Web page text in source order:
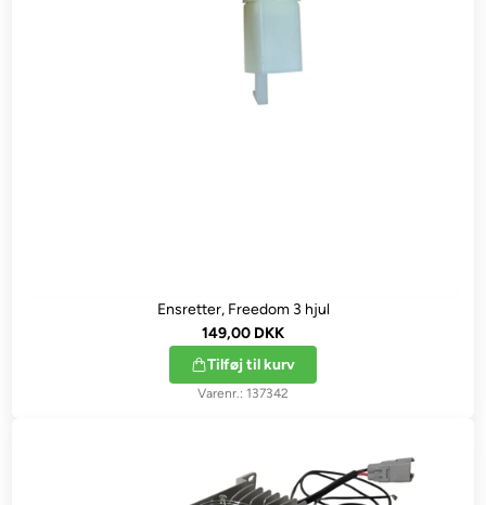
Ensretter, Freedom 3 hjul
149,00 DKK
Tilføj til kurv
137342